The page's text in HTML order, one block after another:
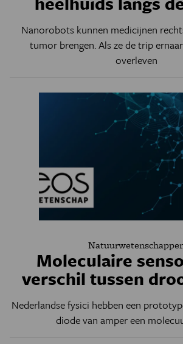
Nanorobots kunnen medicijnen
tumor brengen. Als ze de trip
overleven
Moleculaire
verschil tussen
Nederlandse fysici hebben een
diode van amper een